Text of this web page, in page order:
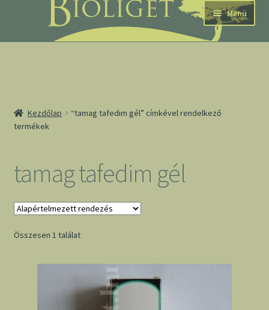
navigációhoz
tartalomba
Menü
Kezdőlap
“tamag tafedim gél” címkével rendelkező
termékek
tamag tafedim gél
Összesen 1 találat